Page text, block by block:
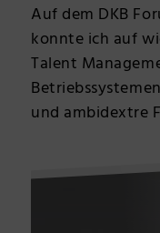
Auf dem DKB
konnte ich auf
Talent
und ambidextre